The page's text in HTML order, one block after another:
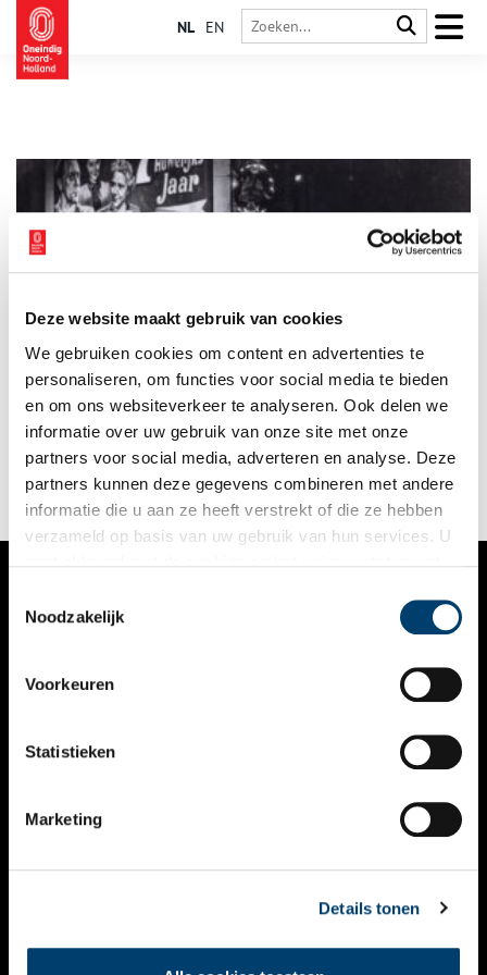
Deze website maakt gebruik van cookies
We gebruiken cookies om content en advertenties te
personaliseren, om functies voor social media te bieden
en om ons websiteverkeer te analyseren. Ook delen we
informatie over uw gebruik van onze site met onze
partners voor social media, adverteren en analyse. Deze
partners kunnen deze gegevens combineren met andere
informatie die u aan ze heeft verstrekt of die ze hebben
verzameld op basis van uw gebruik van hun services. U
Noodzakelijk
Voorkeuren
Statistieken
Marketing
Details tonen
NL EN
In meer dan een eeuw tijd hebben de Amsterdamse bioscopen,
die net als de horeca tijdelijk de deuren moesten sluiten, zich
ontwikkeld tot een volwaardige vorm van vermaak, waar ook
‘intellectuelen’ zich niet voor hoeven te schamen.
VERHALEN
KALENDER
THEMA’S
VIDEO’S
CONTACT